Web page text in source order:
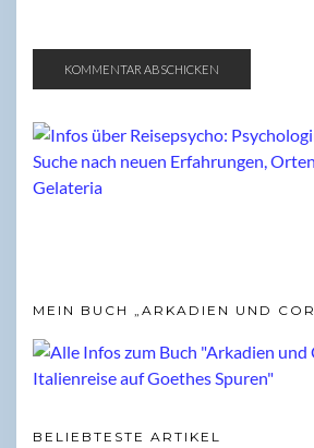
MEIN BUCH „ARKADIEN UND
BELIEBTESTE ARTIKEL